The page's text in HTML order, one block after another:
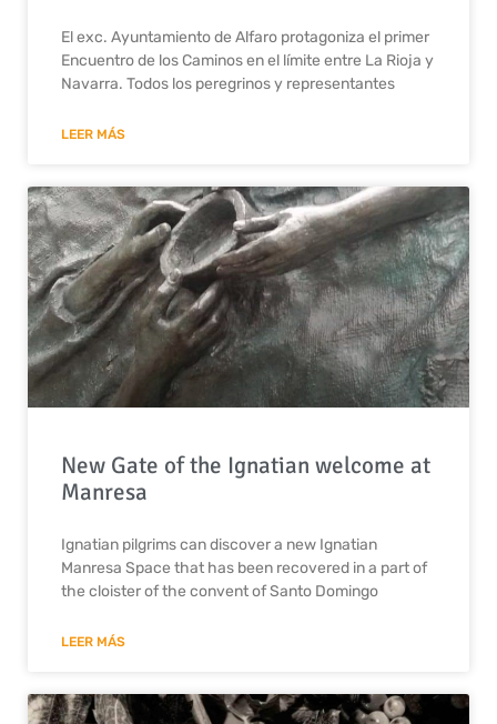
El exc. Ayuntamiento de Alfaro protagoniza el primer
Encuentro de los Caminos en el límite entre La Rioja y
Navarra. Todos los peregrinos y representantes
LEER MÁS
New Gate of the Ignatian welcome at
Manresa
Ignatian pilgrims can discover a new Ignatian
Manresa Space that has been recovered in a part of
the cloister of the convent of Santo Domingo
LEER MÁS